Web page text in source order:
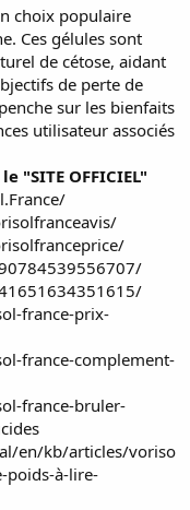
choix populaire
Ces gélules sont
de cétose, aidant
de perte de
sur les bienfaits
utilisateur associés
"SITE OFFICIEL"
france-prix-
france-complement-
france-bruler-
en/kb/articles/voriso
poids-à-lire-